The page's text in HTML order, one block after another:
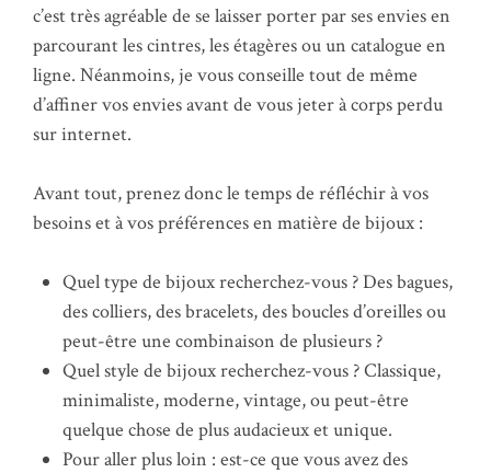
c’est très agréable de se laisser porter par ses envies en
parcourant les cintres, les étagères ou un catalogue en
ligne. Néanmoins, je vous conseille tout de même
d’affiner vos envies avant de vous jeter à corps perdu
sur internet.
Avant tout, prenez donc le temps de réfléchir à vos
besoins et à vos préférences en matière de bijoux :
Quel type de bijoux recherchez-vous ? Des bagues,
des colliers, des bracelets, des boucles d’oreilles ou
peut-être une combinaison de plusieurs ?
Quel style de bijoux recherchez-vous ? Classique,
minimaliste, moderne, vintage, ou peut-être
quelque chose de plus audacieux et unique.
Pour aller plus loin : est-ce que vous avez des